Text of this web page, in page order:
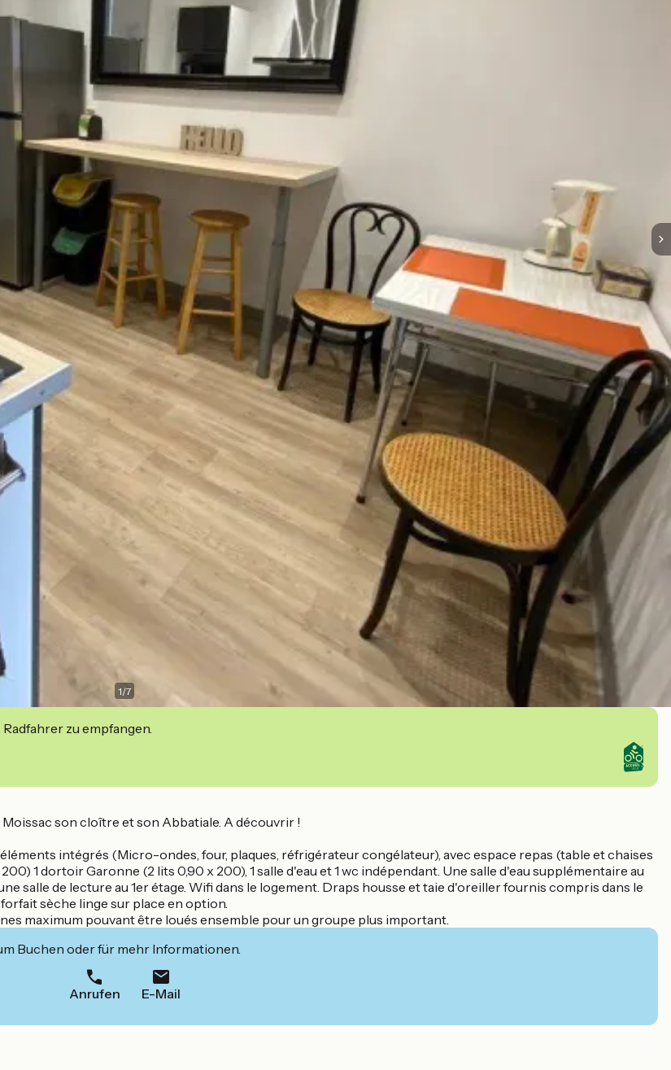
1/7
zu empfangen.
son cloître et son Abbatiale. A découvrir !
intégrés (Micro-ondes, four, plaques, réfrigérateur congélateur), avec espace repas (table et chaises
1 dortoir Garonne (2 lits 0,90 x 200), 1 salle d'eau et 1 wc indépendant. Une salle d'eau supplémentaire au
salle de lecture au 1er étage. Wifi dans le logement. Draps housse et taie d'oreiller fournis compris dans le
sèche linge sur place en option.
maximum pouvant être loués ensemble pour un groupe plus important.
Buchen oder für mehr Informationen.
Anrufen E-Mail